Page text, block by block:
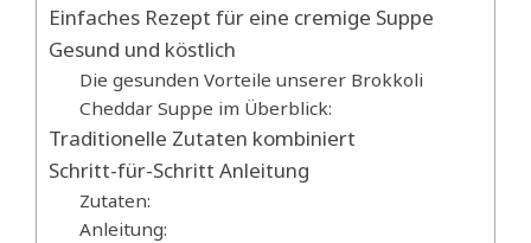
Einfaches Rezept für eine cremige Suppe
Gesund und köstlich
Die gesunden Vorteile unserer Brokkoli
Cheddar Suppe im Überblick:
Traditionelle Zutaten kombiniert
Schritt-für-Schritt Anleitung
Zutaten:
Anleitung: